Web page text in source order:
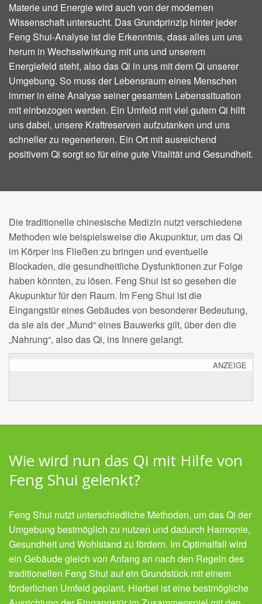
Materie und Energie wird auch von der modernen
Wissenschaft untersucht. Das Grundprinzip hinter jeder
Feng Shui-Analyse ist die Erkenntnis, dass alles um uns
herum in Wechselwirkung mit uns und unserem
Energiefeld steht, also das Qi in uns mit dem Qi unserer
Umgebung. So muss der Lebensraum eines Menschen
immer in eine Analyse seiner gesamten Lebenssituation
mit einbezogen werden. Ein Umfeld mit viel gutem Qi hilft
uns dabei, unsere Kraftreserven aufzutanken und uns
schneller zu regenerieren. Ein Ort mit ausreichend
positivem Qi sorgt so für eine gute Vitalität und Gesundheit.
Die traditionelle chinesische Medizin nutzt verschiedene
Methoden wie beispielsweise die Akupunktur, um das Qi
im Körper ins Fließen zu bringen und eventuelle
Blockaden, die gesundheitliche Dysfunktionen zur Folge
haben könnten, zu lösen. Feng Shui ist so gesehen die
Akupunktur für den Raum. Im Feng Shui ist die
Eingangstür eines Gebäudes von besonderer Bedeutung,
da sie als der „Mund“ eines Bauwerks gilt, über den die
„Nahrung“, also das Qi, ins Innere gelangt.
ANZEIGE
Wie wird nun das Qi mit Hilfe von
Feng Shui gelenkt?
Feng Shui nutzt unterschiedliche Methoden, um das Qi der
Umgebung bestmöglich zu nutzen und dadurch Harmonie,
Gesundheit und Wohlstand zu fördern. Im Optimalfall wird
ein Gebäude gleich von Anfang an nach den Regeln des
traditionellen Feng Shui auf ein Grundstück mit einem
förderlichen Umfeld geplant. Hierbei ist eine bestmögliche